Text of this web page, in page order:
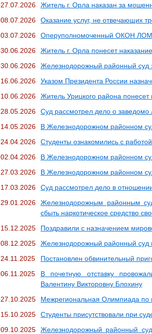
27.07.2026
Житель г. Орла наказан за
08.07.2026
Оказание услуг, не отвечающих
03.07.2026
Оперуполномоченный ОКОН
30.06.2026
Житель г. Орла понесет
30.06.2026
Железнодорожный районный суд
16.06.2026
Указом Президента России
10.06.2026
Житель Урицкого района
28.05.2026
Суд рассмотрел дело о
14.05.2026
В Железнодорожном районном
24.04.2026
Студенты ознакомились с
02.04.2026
В Железнодорожном районном
27.03.2026
В Железнодорожном районном
17.03.2026
Суд рассмотрел дело в
29.01.2026
Железнодорожным районным
сбыть наркотическое средство
15.12.2025
Поздравили с назначением
08.12.2025
Железнодорожный районный суд
24.11.2025
Постановлен обвинительный
06.11.2025
В почетную отставку
Валентину Викторовну Блохину
27.10.2025
Межрегиональная Олимпиада
15.10.2025
Студенты присутствовали при
09.10.2025
Железнодорожный районный